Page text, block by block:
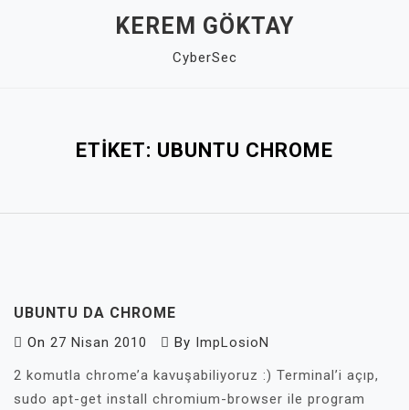
KEREM GÖKTAY
CyberSec
ETIKET: UBUNTU CHROME
UBUNTU DA CHROME
On 27 Nisan 2010 By ImpLosioN
2 komutla chrome’a kavuşabiliyoruz :) Terminal’i açıp,
sudo apt-get install chromium-browser ile program